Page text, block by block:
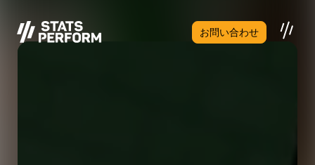
お問い合わせ